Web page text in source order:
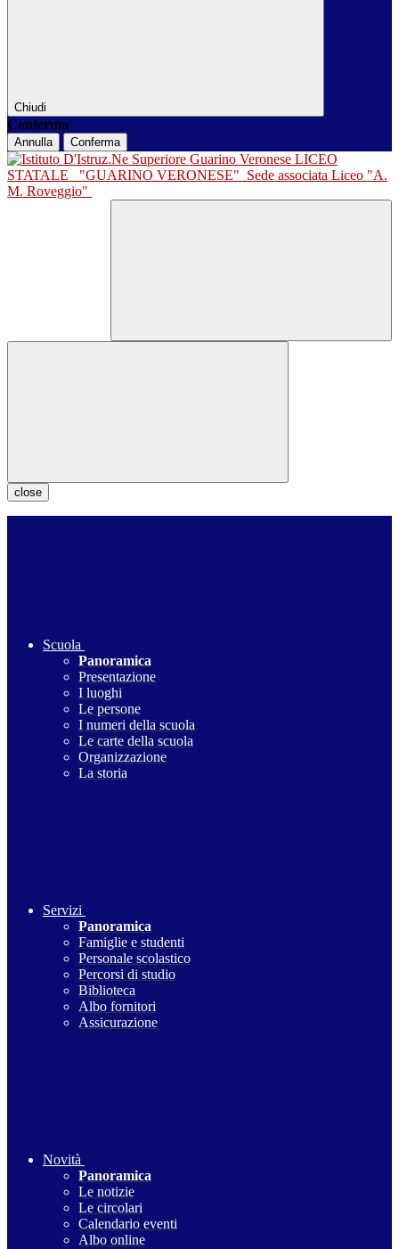
Chiudi
Conferma
Annulla Conferma
LICEO
STATALE
"GUARINO VERONESE" Sede associata Liceo "A.
M. Roveggio"
close
Scuola
Panoramica
Presentazione
I luoghi
Le persone
I numeri della scuola
Le carte della scuola
Organizzazione
La storia
Servizi
Panoramica
Famiglie e studenti
Personale scolastico
Percorsi di studio
Biblioteca
Albo fornitori
Assicurazione
Novità
Panoramica
Le notizie
Le circolari
Calendario eventi
Albo online